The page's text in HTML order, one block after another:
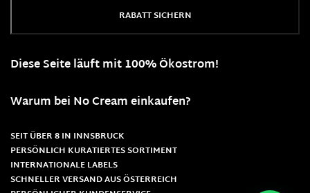
RABATT SICHERN
Diese Seite läuft mit 100% Ökostrom!
Warum bei No Cream einkaufen?
SEIT ÜBER 8 IN INNSBRUCK
PERSÖNLICH KURATIERTES SORTIMENT
INTERNATIONALE LABELS
SCHNELLER VERSAND AUS ÖSTERREICH